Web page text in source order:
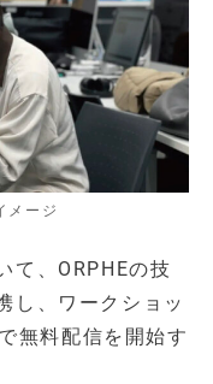
メージ
て、ORPHEの技
し、ワークショッ
無料配信を開始す